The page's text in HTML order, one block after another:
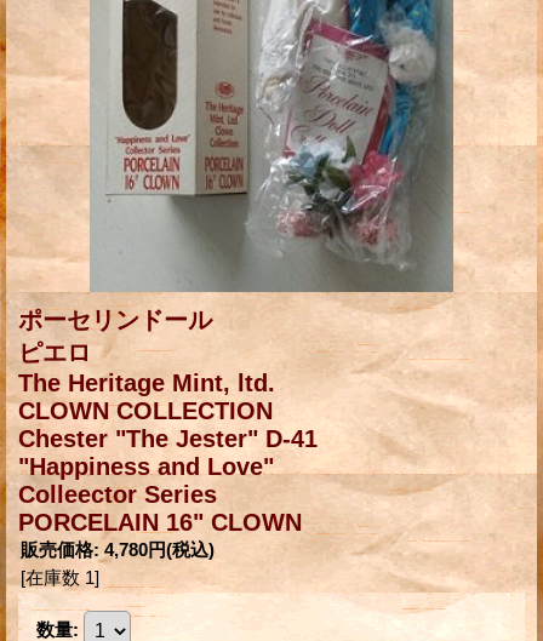
ポーセリンドール
ピエロ
The Heritage Mint, ltd.
CLOWN COLLECTION
Chester "The Jester" D-41
"Happiness and Love"
Colleector Series
PORCELAIN 16" CLOWN
販売価格: 4,780円(税込)
[在庫数 1]
数量: